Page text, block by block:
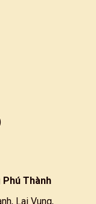
Phú Thành
Lai Vung,